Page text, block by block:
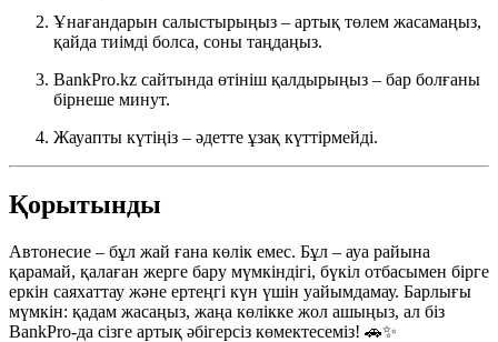
Ұнағандарын салыстырыңыз – артық төлем жасамаңыз,
қайда тиімді болса, соны таңдаңыз.
BankPro.kz сайтында өтініш қалдырыңыз – бар болғаны
бірнеше минут.
Жауапты күтіңіз – әдетте ұзақ күттірмейді.
Қорытынды
Автонесие – бұл жай ғана көлік емес. Бұл – ауа райына
қарамай, қалаған жерге бару мүмкіндігі, бүкіл отбасымен бірге
еркін саяхаттау және ертеңгі күн үшін уайымдамау. Барлығы
мүмкін: қадам жасаңыз, жаңа көлікке жол ашыңыз, ал біз
BankPro-да сізге артық әбігерсіз көмектесеміз! 🚗✨